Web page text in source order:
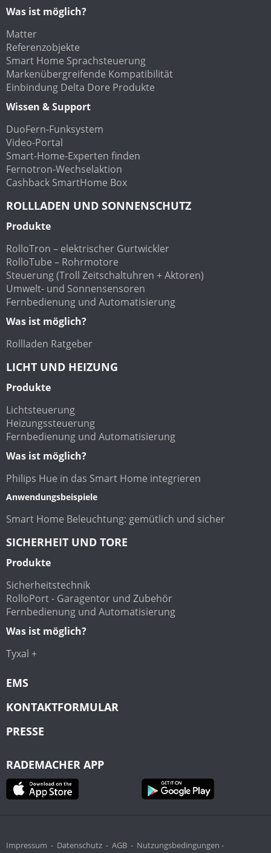
Was ist möglich?
Matter
Referenzobjekte
Smart Home Sprachsteuerung
Markenübergreifende Kompatibilität
Einbindung Delta Dore Produkte
Wissen & Support
DuoFern-Funksystem
Video-Portal
Smart-Home-Experten finden
Fernotron-Wechselaktion
Cashback SmartHome Box
ROLLLADEN UND SONNENSCHUTZ
Produkte
RolloTron – elektrischer Gurtwickler
RolloTube – Rohrmotore
Steuerung (Troll Zeitschaltuhren + Aktoren)
Umwelt- und Sonnensensoren
Fernbedienung und Automatisierung
Was ist möglich?
Rollladen Ratgeber
LICHT UND HEIZUNG
Produkte
Lichtsteuerung
Heizungssteuerung
Fernbedienung und Automatisierung
Was ist möglich?
Philips Hue in das Smart Home integrieren
Anwendungsbeispiele
Smart Home Beleuchtung: gemütlich und sicher
SICHERHEIT UND TORE
Produkte
Sicherheitstechnik
RolloPort - Garagentor und Zubehör
Fernbedienung und Automatisierung
Was ist möglich?
Tyxal +
EMS
KONTAKTFORMULAR
PRESSE
RADEMACHER APP
Impressum - Datenschutz - AGB - Nutzungsbedingungen -